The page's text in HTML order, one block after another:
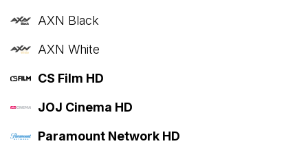
AXN Black
AXN White
CS Film HD
JOJ Cinema HD
Paramount Network HD